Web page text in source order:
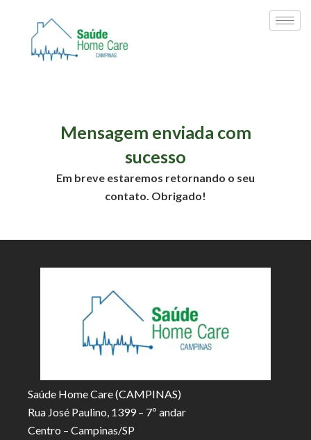
Pular
Mensagem enviada com
sucesso
Em breve estaremos retornando o seu
contato. Obrigado!
Saúde Home Care (CAMPINAS)
Rua José Paulino, 1399 – 7º andar
Centro – Campinas/SP